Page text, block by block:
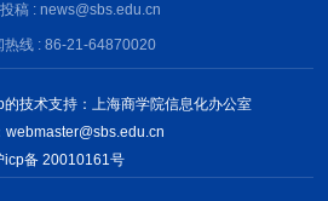
稿 : news@sbs.edu.cn
热线 : 86-21-64870020
技术支持：上海商学院信息化办公室
webmaster@sbs.edu.cn
icp备 20010161号